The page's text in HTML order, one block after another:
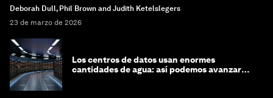
Deborah Dull, Phil Brown and Judith Ketelslegers
23 de marzo de 2026
Los centros de datos usan enormes
cantidades de agua: así podemos avanzar